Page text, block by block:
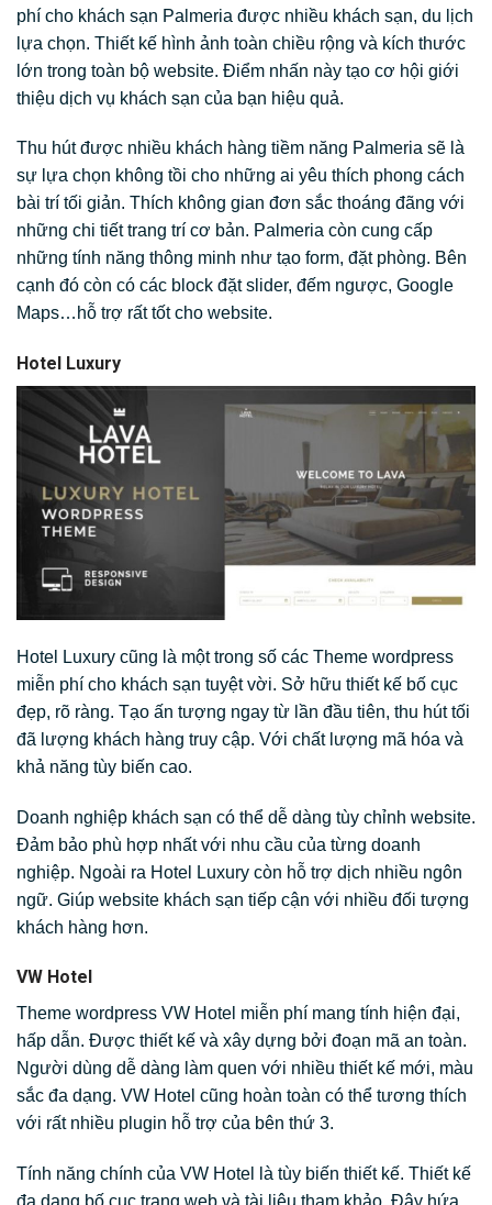
phí cho khách sạn Palmeria được nhiều khách sạn, du lịch
lựa chọn. Thiết kế hình ảnh toàn chiều rộng và kích thước
lớn trong toàn bộ website. Điểm nhấn này tạo cơ hội giới
thiệu dịch vụ khách sạn của bạn hiệu quả.
Thu hút được nhiều khách hàng tiềm năng Palmeria sẽ là
sự lựa chọn không tồi cho những ai yêu thích phong cách
bài trí tối giản. Thích không gian đơn sắc thoáng đãng với
những chi tiết trang trí cơ bản. Palmeria còn cung cấp
những tính năng thông minh như tạo form, đặt phòng. Bên
cạnh đó còn có các block đặt slider, đếm ngược, Google
Maps…hỗ trợ rất tốt cho website.
Hotel Luxury
Hotel Luxury cũng là một trong số các Theme wordpress
miễn phí cho khách sạn tuyệt vời. Sở hữu thiết kế bố cục
đẹp, rõ ràng. Tạo ấn tượng ngay từ lần đầu tiên, thu hút tối
đã lượng khách hàng truy cập. Với chất lượng mã hóa và
khả năng tùy biến cao.
Doanh nghiệp khách sạn có thể dễ dàng tùy chỉnh website.
Đảm bảo phù hợp nhất với nhu cầu của từng doanh
nghiệp. Ngoài ra Hotel Luxury còn hỗ trợ dịch nhiều ngôn
ngữ. Giúp website khách sạn tiếp cận với nhiều đối tượng
khách hàng hơn.
VW Hotel
Theme wordpress VW Hotel miễn phí mang tính hiện đại,
hấp dẫn. Được thiết kế và xây dựng bởi đoạn mã an toàn.
Người dùng dễ dàng làm quen với nhiều thiết kế mới, màu
sắc đa dạng. VW Hotel cũng hoàn toàn có thể tương thích
với rất nhiều plugin hỗ trợ của bên thứ 3.
Tính năng chính của VW Hotel là tùy biến thiết kế. Thiết kế